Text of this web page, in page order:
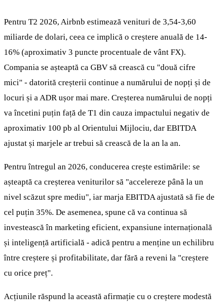
Pentru T2 2026, Airbnb estimează venituri de 3,54-3,60
miliarde de dolari, ceea ce implică o creștere anuală de 14-
16% (aproximativ 3 puncte procentuale de vânt FX).
Compania se așteaptă ca GBV să crească cu "două cifre
mici" - datorită creșterii continue a numărului de nopți și de
locuri și a ADR ușor mai mare. Creșterea numărului de nopți
va încetini puțin față de T1 din cauza impactului negativ de
aproximativ 100 pb al Orientului Mijlociu, dar EBITDA
ajustat și marjele ar trebui să crească de la an la an.
Pentru întregul an 2026, conducerea crește estimările: se
așteaptă ca creșterea veniturilor să "accelereze până la un
nivel scăzut spre mediu", iar marja EBITDA ajustată să fie de
cel puțin 35%. De asemenea, spune că va continua să
investească în marketing eficient, expansiune internațională
și inteligență artificială - adică pentru a menține un echilibru
între creștere și profitabilitate, dar fără a reveni la "creștere
cu orice preț".
Acțiunile răspund la această afirmație cu o creștere modestă